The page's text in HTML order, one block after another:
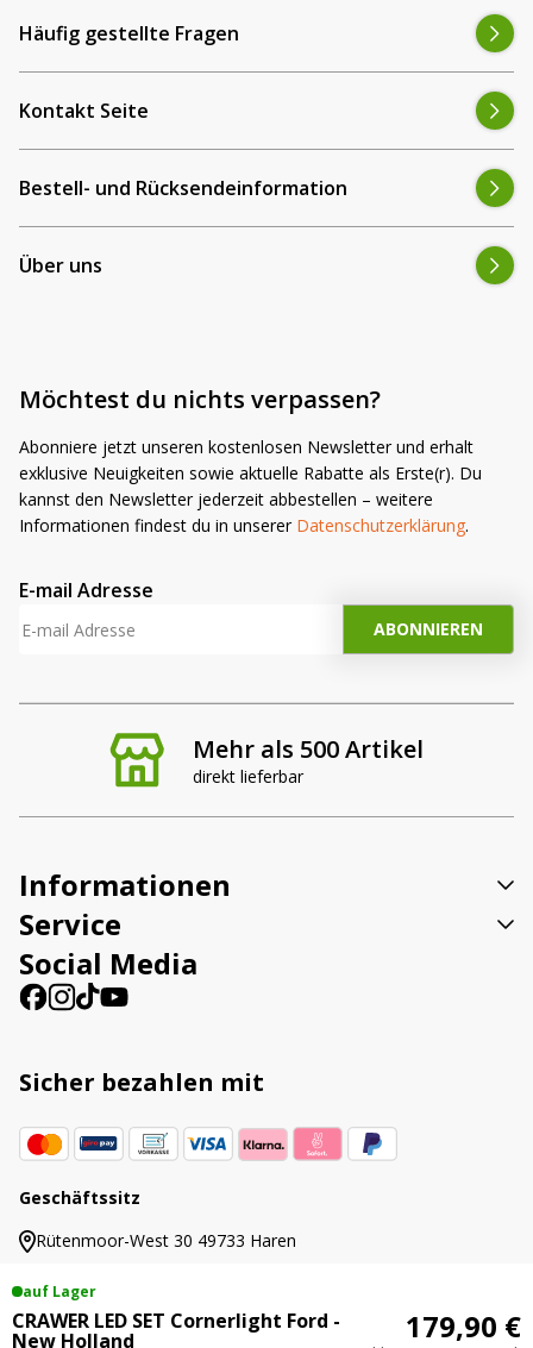
auf Lager
CRAWER LED SET Cornerlight Ford -
New Holland 179,90 €
Mehr als 500 Artikel
direkt lieferbar
Häufig gestellte Fragen
Kontakt Seite
Bestell- und Rücksendeinformation
Über uns
Möchtest du nichts verpassen?
Abonniere jetzt unseren kostenlosen Newsletter und erhalt
exklusive Neuigkeiten sowie aktuelle Rabatte als Erste(r). Du
kannst den Newsletter jederzeit abbestellen – weitere
Informationen findest du in unserer Datenschutzerklärung.
E-mail Adresse
Informationen
Service
Social Media
Sicher bezahlen mit
Geschäftssitz
Rütenmoor-West 30 49733 Haren